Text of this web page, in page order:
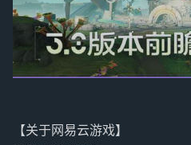
【关于网易云游戏】